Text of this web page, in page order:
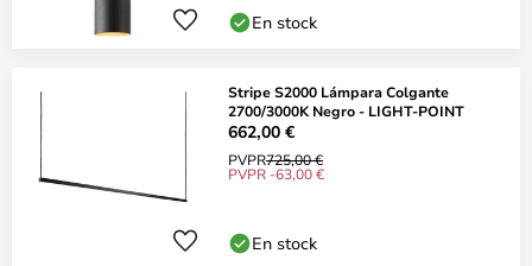
En stock
Stripe S2000 Lámpara Colgante
2700/3000K Negro - LIGHT-POINT
662,00 €
PVPR725,00 €
PVPR -63,00 €
En stock